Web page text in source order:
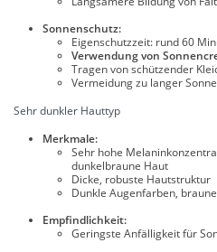
Sonnenschutz:
Eigenschutzzeit: rund 60
Verwendung von
Tragen von schützender
Vermeidung zu langer
Sehr dunkler Hauttyp
Merkmale:
Sehr hohe
dunkelbraune Haut
Dicke, robuste Hautstruktur
Dunkle Augenfarben,
Empfindlichkeit:
Geringste Anfälligkeit für